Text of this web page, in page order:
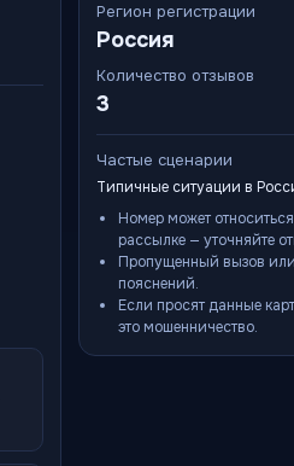
Регион регистрации
Россия
Количество отзывов
3
Частые сценарии
Типичные ситуации в
Номер может
рассылке — уточняйте
Пропущенный вызов или
пояснений.
Если просят данные
это мошенничество.